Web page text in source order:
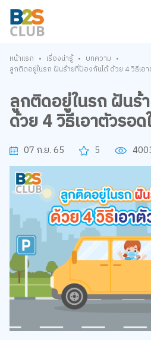
หน้าแรก • เรื่องน่ารู้ • บทความ •
ลูกติดอยู่ในรถ ฝันร้ายที่ป้องกันได้ ด้วย 4 วิธีเอ
ลูกติดอยู่ในรถ ฝันร้
ด้วย 4 วิธีเอาตัวรอ
07 ก.ย. 65 5